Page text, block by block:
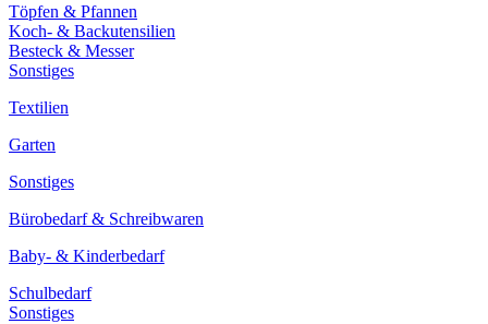
Töpfen & Pfannen
Koch- & Backutensilien
Besteck & Messer
Sonstiges
Textilien
Garten
Sonstiges
Bürobedarf & Schreibwaren
Baby- & Kinderbedarf
Schulbedarf
Sonstiges